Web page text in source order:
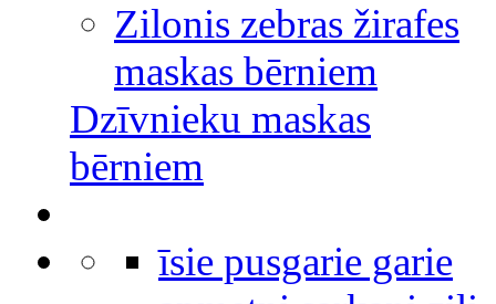
Zilonis zebras žirafes
maskas bērniem
Dzīvnieku maskas
bērniem
īsie pusgarie garie